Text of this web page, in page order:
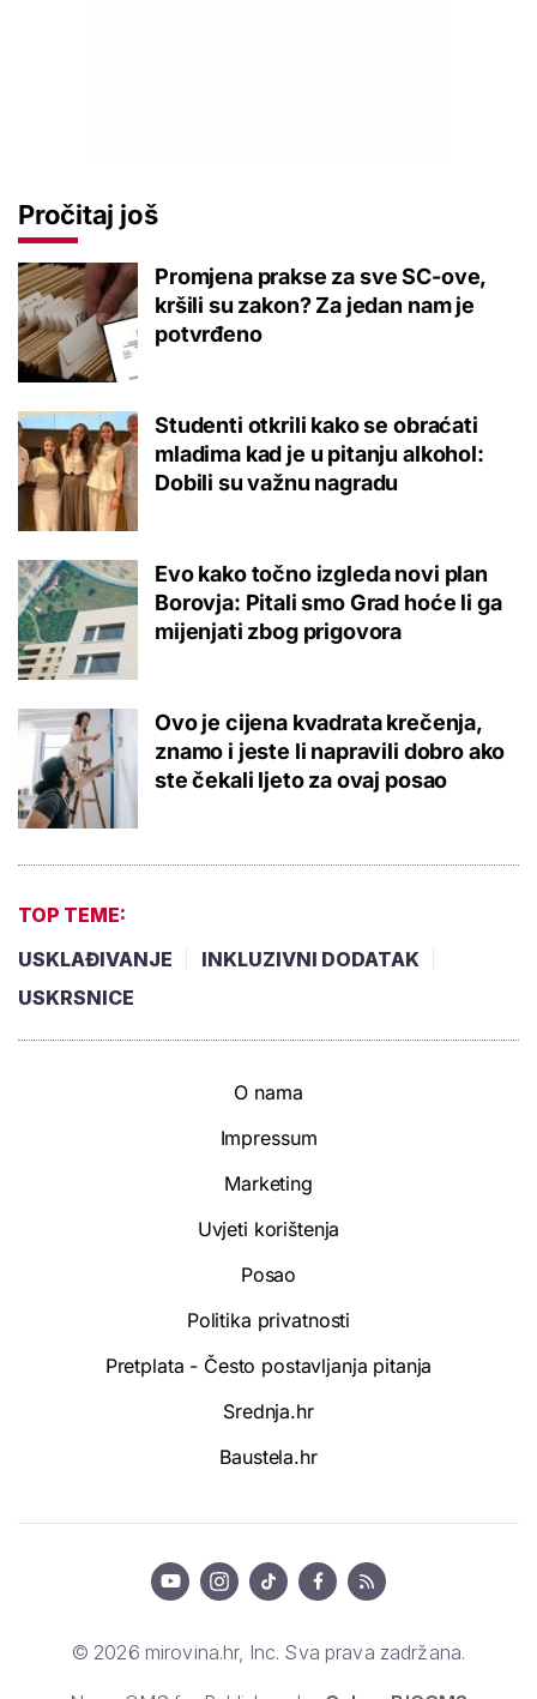
Pročitaj još
Promjena prakse za sve SC-ove,
kršili su zakon? Za jedan nam je
potvrđeno
Studenti otkrili kako se obraćati
mladima kad je u pitanju alkohol:
Dobili su važnu nagradu
Evo kako točno izgleda novi plan
Borovja: Pitali smo Grad hoće li ga
mijenjati zbog prigovora
Ovo je cijena kvadrata krečenja,
znamo i jeste li napravili dobro ako
ste čekali ljeto za ovaj posao
TOP TEME:
USKLAĐIVANJE
INKLUZIVNI DODATAK
USKRSNICE
O nama
Impressum
Marketing
Uvjeti korištenja
Posao
Politika privatnosti
Pretplata - Često postavljanja pitanja
Srednja.hr
Baustela.hr
© 2026 mirovina.hr, Inc. Sva prava zadržana.